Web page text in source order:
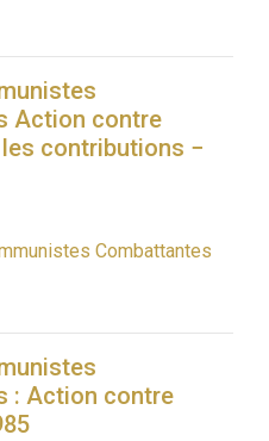
Action contre
contributions −
Combattantes
: Action contre